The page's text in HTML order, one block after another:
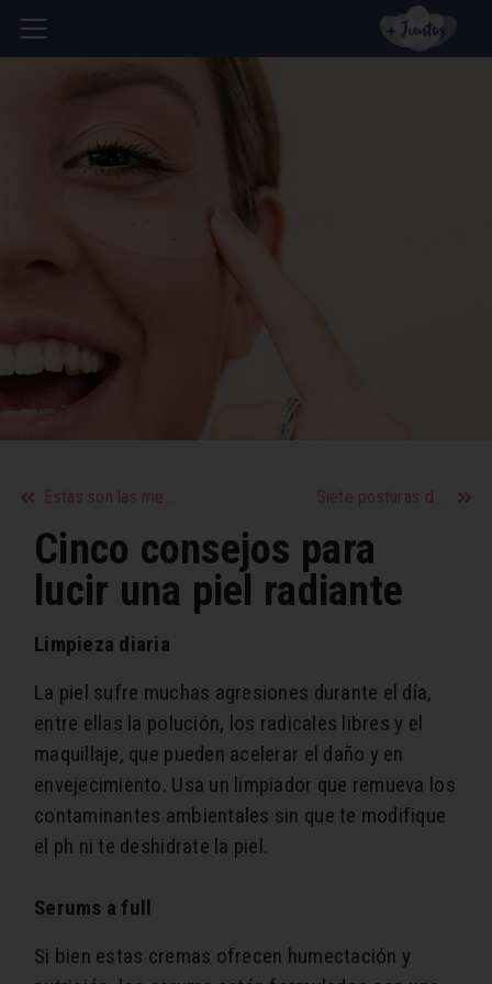
Estas son las mejores posiciones para masturbarse si eres mujer Siete posturas de Yoga para aliviar el dolor de espalda
Cinco consejos para
lucir una piel radiante
Limpieza diaria
La piel sufre muchas agresiones durante el día,
entre ellas la polución, los radicales libres y el
maquillaje, que pueden acelerar el daño y en
envejecimiento. Usa un limpiador que remueva los
contaminantes ambientales sin que te modifique
el ph ni te deshidrate la piel.
Serums a full
Si bien estas cremas ofrecen humectación y